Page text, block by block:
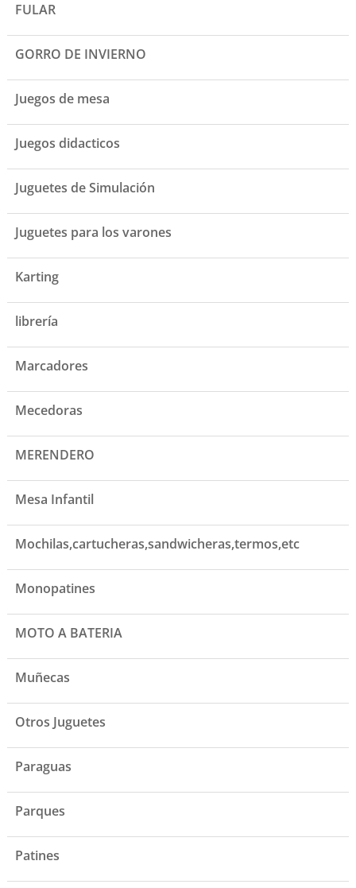
FULAR
GORRO DE INVIERNO
Juegos de mesa
Juegos didacticos
Juguetes de Simulación
Juguetes para los varones
Karting
librería
Marcadores
Mecedoras
MERENDERO
Mesa Infantil
Mochilas,cartucheras,sandwicheras,termos,etc
Monopatines
MOTO A BATERIA
Muñecas
Otros Juguetes
Paraguas
Parques
Patines